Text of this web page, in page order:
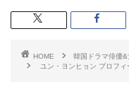
HOME 韓国ドラマ俳優&
ユン・ヨンヒョン プロフ